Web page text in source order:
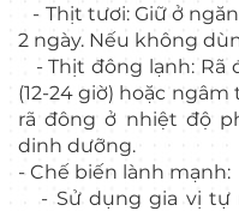
- Thịt tươi: Giữ ở
2 ngày. Nếu không
- Thịt đông lạnh: Rã
(12-24 giờ) hoặc
rã đông ở nhiệt độ
dinh dưỡng.
- Chế biến lành mạnh:
- Sử dụng gia vị tự